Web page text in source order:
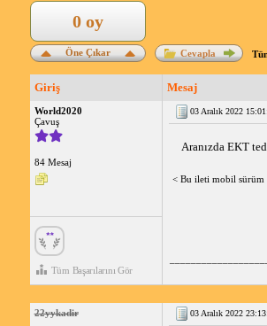
Öne Çıkar
0 oy
Cevapla
Giriş Mesaj
World2020
Çavuş
84 Mesaj
Tüm Başarılarını Gör
03 Aralık 2022
Aranızda EKT
< Bu ileti mobil sürüm
22yykadir
03 Aralık 2022